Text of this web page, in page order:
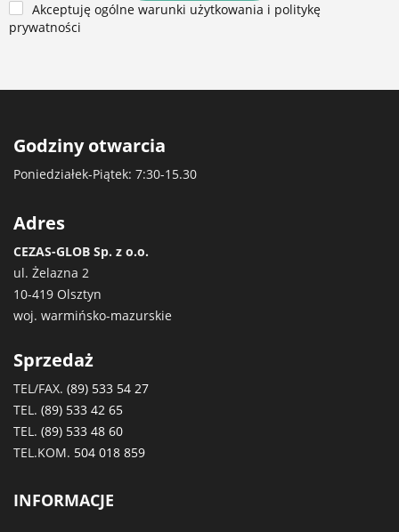
Akceptuję ogólne warunki użytkowania i politykę
prywatności
Godziny otwarcia
Poniedziałek-Piątek: 7:30-15.30
Adres
CEZAS-GLOB Sp. z o.o.
ul. Żelazna 2
10-419 Olsztyn
woj. warmińsko-mazurskie
Sprzedaż
TEL/FAX. (89) 533 54 27
TEL. (89) 533 42 65
TEL. (89) 533 48 60
TEL.KOM. 504 018 859
INFORMACJE